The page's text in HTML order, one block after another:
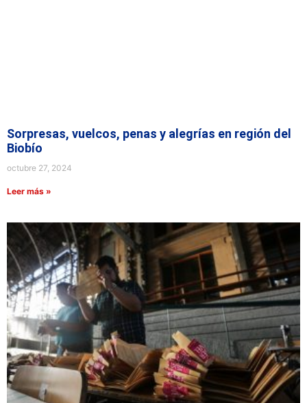
Sorpresas, vuelcos, penas y alegrías en región del
Biobío
octubre 27, 2024
Leer más »